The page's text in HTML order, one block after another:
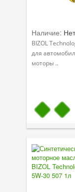
Наличие:
BIZOL
для
моторы ..